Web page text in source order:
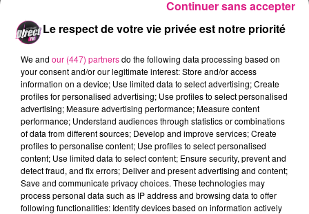
de Montpellier de partir d�faitiste
:�ÈOn va l�-bas avec de
l'ambition. Il faudra tout mettre
en oeuvre pour �tre performants
dans ce qu'on peut faireÈ
annonce t-il.
Mais un cador du championnat
peut en cacher d'autres. Car le FC
Le respect de votre vie privée est notre priorité
We and our (447) partnersdo the following data processing based on
your consent and/or our legitimate interest: Store and/or access
information on a device; Use limited data to select advertising; Create
profiles for personalised advertising; Use profiles to select personalised
advertising; Measure advertising performance; Measure content
performance; Understand audiences through statistics or combinations
of data from different sources; Develop and improve services; Create
profiles to personalise content; Use profiles to select personalised
content; Use limited data to select content; Ensure security, prevent and
detect fraud, and fix errors; Deliver and present advertising and content;
Save and communicate privacy choices. These technologies may
process personal data such as IP address and browsing data to offer
following functionalities: Identify devices based on information actively
Continuer sans accepter